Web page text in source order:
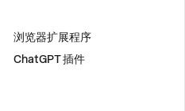
浏览器扩展程序
ChatGPT 插件